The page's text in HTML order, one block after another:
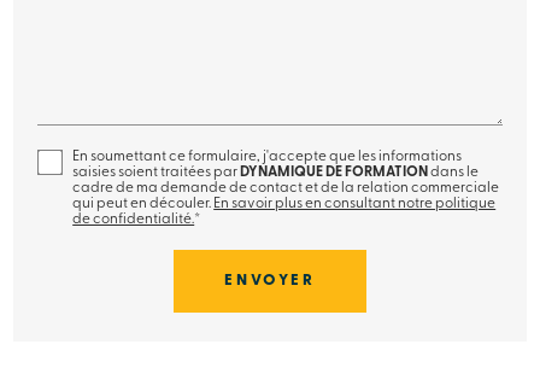
En soumettant ce formulaire, j'accepte que les informations
saisies soient traitées par DYNAMIQUE DE FORMATION dans le
cadre de ma demande de contact et de la relation commerciale
qui peut en découler. En savoir plus en consultant notre politique
de confidentialité.*